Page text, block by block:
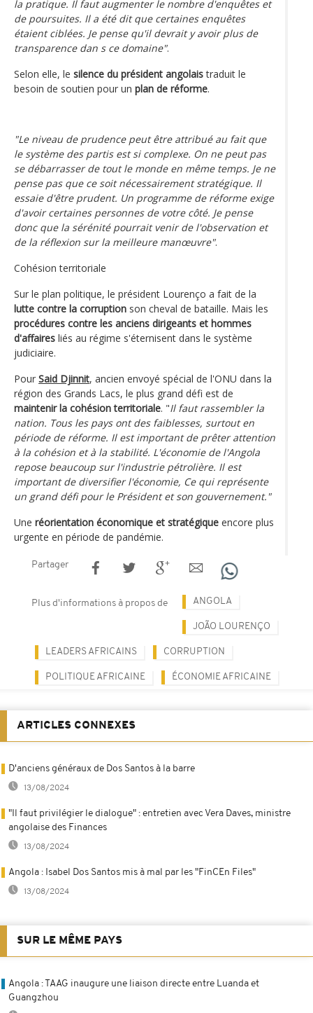
la pratique. Il faut augmenter le nombre d'enquêtes et
de poursuites. Il a été dit que certaines enquêtes
étaient ciblées. Je pense qu'il devrait y avoir plus de
transparence dan s ce domaine".
Selon elle, le silence du président angolaistraduit le
besoin de soutien pour un plan de réforme.
"Le niveau de prudence peut être attribué au fait que
le système des partis est si complexe. On ne peut pas
se débarrasser de tout le monde en même temps. Je ne
pense pas que ce soit nécessairement stratégique. Il
essaie d'être prudent. Un programme de réforme exige
d'avoir certaines personnes de votre côté. Je pense
donc que la sérénité pourrait venir de l'observation et
de la réflexion sur la meilleure manœuvre".
Cohésion territoriale
Sur le plan politique, le président Lourenço a fait de la
lutte contre la corruption son cheval de bataille. Mais les
procédures contre les anciens dirigeants et hommes
d'affaires liés au régime s'éternisent dans le système
judiciaire.
Pour Said Djinnit, ancien envoyé spécial de l'ONU dans la
région des Grands Lacs, le plus grand défi est de
maintenir la cohésion territoriale. "Il faut rassembler la
nation. Tous les pays ont des faiblesses, surtout en
période de réforme. Il est important de prêter attention
à la cohésion et à la stabilité. L'économie de l'Angola
repose beaucoup sur l'industrie pétrolière. Il est
important de diversifier l'économie, Ce qui représente
un grand défi pour le Président et son gouvernement."
Une réorientation économique et stratégique encore plus
urgente en période de pandémie.
Partager
Plus d'informations à propos de ANGOLA
JOÃO LOURENÇO
LEADERS AFRICAINS CORRUPTION
POLITIQUE AFRICAINE ÉCONOMIE AFRICAINE
ARTICLES CONNEXES
D'anciens généraux de Dos Santos à la barre
13/08/2024
"Il faut privilégier le dialogue" : entretien avec Vera Daves, ministre
angolaise des Finances
13/08/2024
Angola : Isabel Dos Santos mis à mal par les "FinCEn Files"
13/08/2024
SUR LE MÊME PAYS
Angola : TAAG inaugure une liaison directe entre Luanda et
Guangzhou